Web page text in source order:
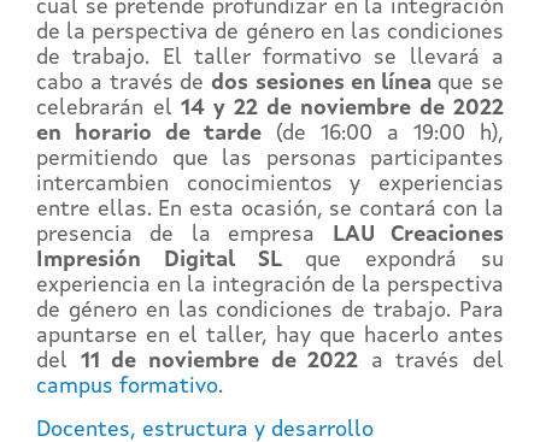
cual se pretende profundizar en la integración
de la perspectiva de género en las condiciones
de trabajo.
El taller formativo se llevará a
cabo a través dedos sesiones en línea que se
celebrarán el 14 y 22 de noviembre de 2022
en horario de tarde (de 16:00 a 19:00 h),
permitiendo que las personas participantes
intercambien conocimientos y experiencias
entre ellas. En esta ocasión, se contará con la
presencia de la empresa
LAU Creaciones
Impresión Digital SLque expondrá su
experiencia en la integración de la perspectiva
de género en las condiciones de trabajo. Para
apuntarse en el taller, hay que hacerlo antes
del 11 de noviembre de 2022 a través del
campus formativo.
Docentes, estructura y desarrollo